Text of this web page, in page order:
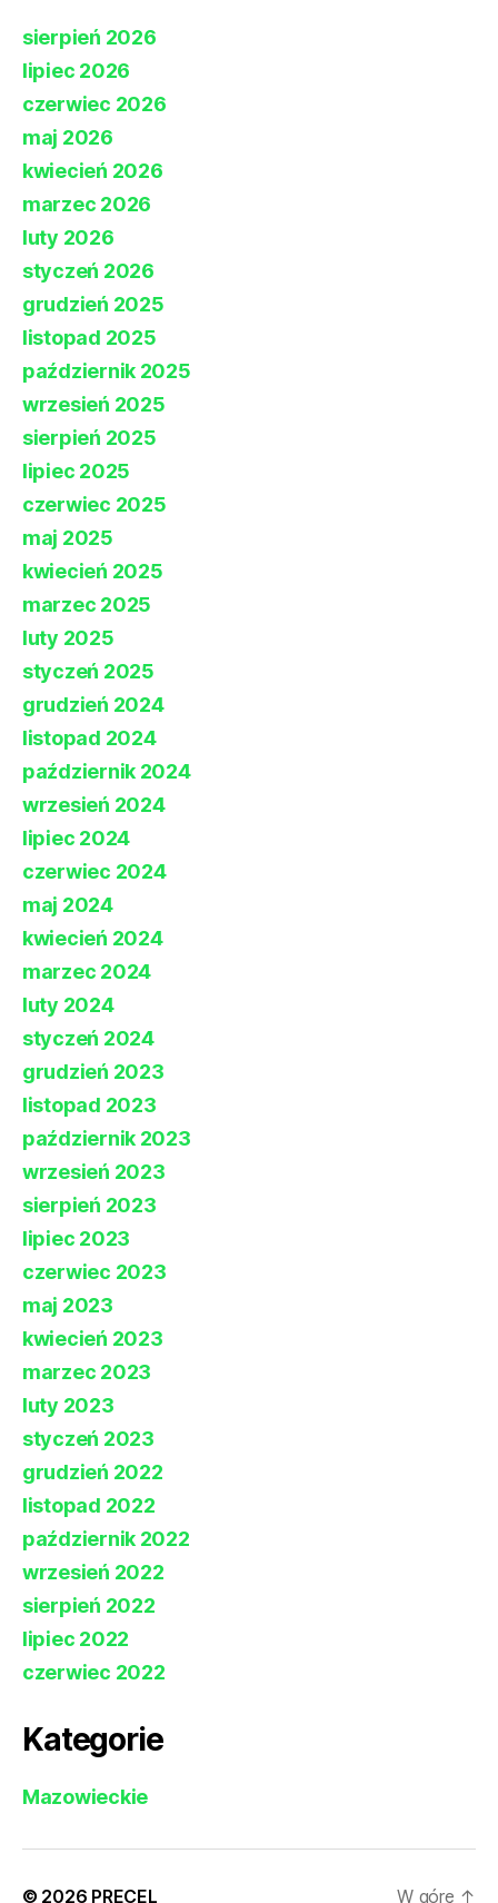
sierpień 2026
lipiec 2026
czerwiec 2026
maj 2026
kwiecień 2026
marzec 2026
luty 2026
styczeń 2026
grudzień 2025
listopad 2025
październik 2025
wrzesień 2025
sierpień 2025
lipiec 2025
czerwiec 2025
maj 2025
kwiecień 2025
marzec 2025
luty 2025
styczeń 2025
grudzień 2024
listopad 2024
październik 2024
wrzesień 2024
lipiec 2024
czerwiec 2024
maj 2024
kwiecień 2024
marzec 2024
luty 2024
styczeń 2024
grudzień 2023
listopad 2023
październik 2023
wrzesień 2023
sierpień 2023
lipiec 2023
czerwiec 2023
maj 2023
kwiecień 2023
marzec 2023
luty 2023
styczeń 2023
grudzień 2022
listopad 2022
październik 2022
wrzesień 2022
sierpień 2022
lipiec 2022
czerwiec 2022
Kategorie
Mazowieckie
© 2026 PRECEL W górę ↑